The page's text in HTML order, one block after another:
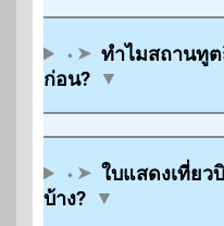
⬩➤ ทำไมสถานทู
ก่อน? ▼
⬩➤ ใบแสดงเที่ยว
บ้าง? ▼